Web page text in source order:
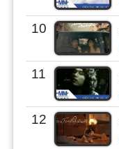
10
11
12